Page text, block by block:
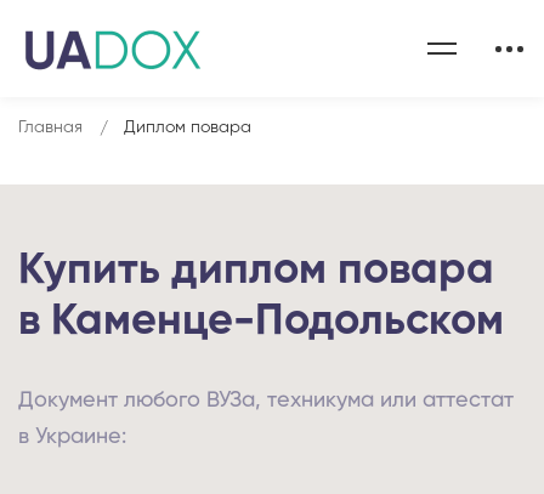
Главная Диплом повара
Купить диплом повара
в Каменце-Подольском
Документ любого ВУЗа, техникума или аттестат
в Украине: